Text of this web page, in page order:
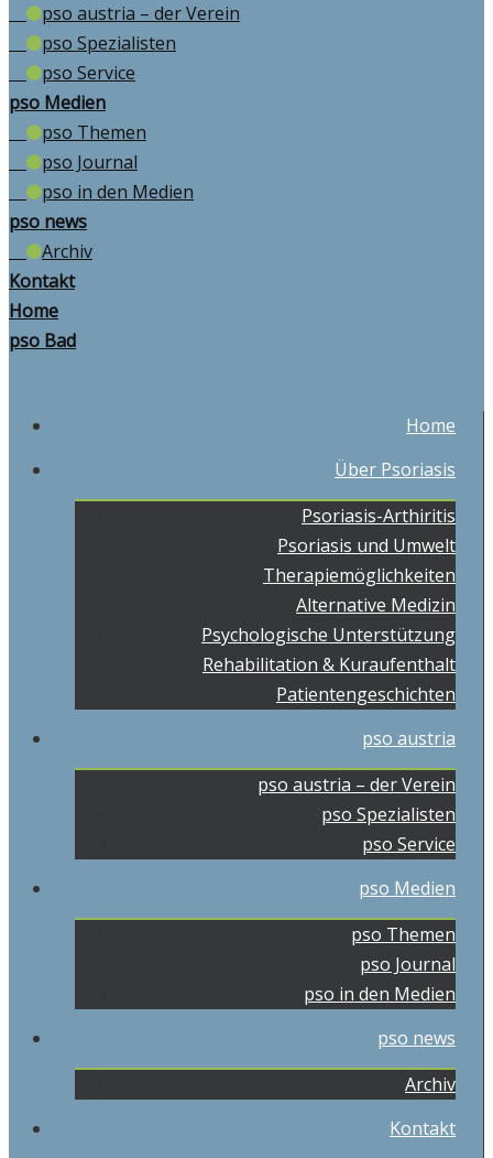
pso austria – der Verein
pso Spezialisten
pso Service
pso Medien
pso Themen
pso Journal
pso in den Medien
pso news
Archiv
Kontakt
Home
pso Bad
Home
Über Psoriasis
Psoriasis-Arthiritis
Psoriasis und Umwelt
Therapiemöglichkeiten
Alternative Medizin
Psychologische Unterstützung
Rehabilitation & Kuraufenthalt
Patientengeschichten
pso austria
pso austria – der Verein
pso Spezialisten
pso Service
pso Medien
pso Themen
pso Journal
pso in den Medien
pso news
Archiv
Kontakt